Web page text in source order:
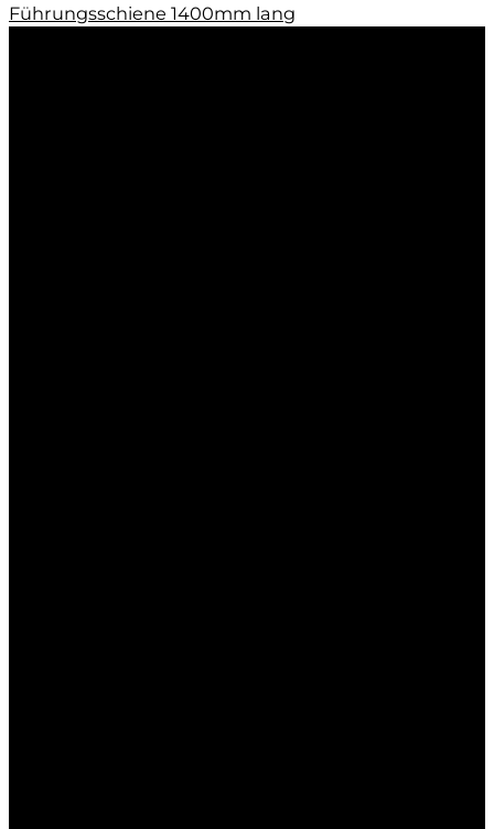
Führungsschiene 1400mm lang